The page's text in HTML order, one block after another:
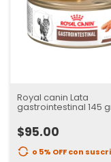
Royal canin Lata
gastrointestinal 145
$95.00
o 5% OFFcon